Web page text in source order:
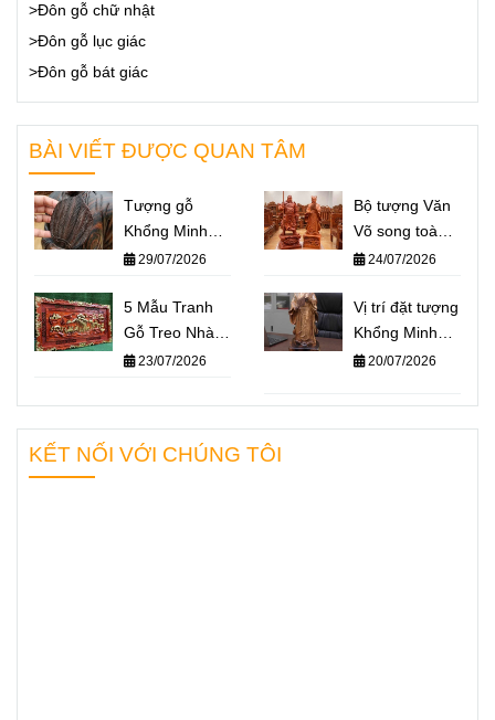
>Đôn gỗ chữ nhật
>Đôn gỗ lục giác
>Đôn gỗ bát giác
BÀI VIẾT ĐƯỢC QUAN TÂM
Tượng gỗ
Khổng Minh
giá bao nhiêu?
mẫu tượng
Khổng Minh
nổi bật nhất
29/07/2026
Bộ tượng Văn
Võ song toàn
Khổng Minh –
nghĩa và cách
đặt trên bàn
làm việc
24/07/2026
5 Mẫu Tranh
Gỗ Treo Nhà
Thờ Họ Ý
2026
23/07/2026
Vị trí đặt tượng
Khổng Minh
chuẩn phong
gian nào giúp
“quân sư” hỗ
20/07/2026
KẾT NỐI VỚI CHÚNG TÔI